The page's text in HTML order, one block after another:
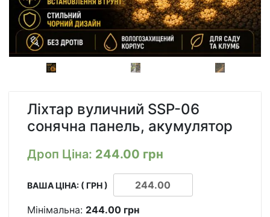
Ліхтар вуличний SSP-06
сонячна панель, акумулятор
Дроп Ціна: 244.00 грн
ВАША ЦІНА: ( ГРН )
Мінімальна: 244.00 грн